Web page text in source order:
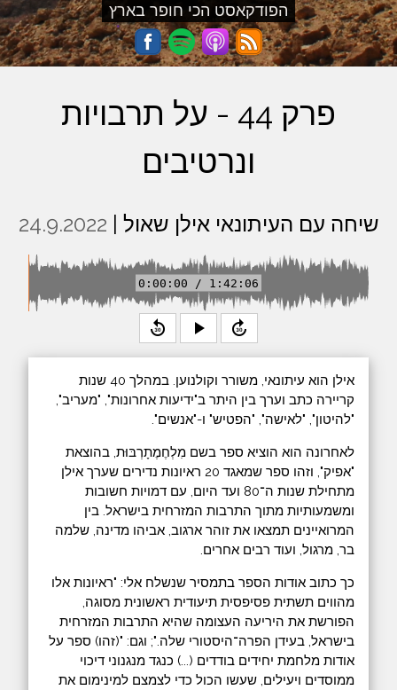
הפודקאסט הכי חופר בארץ
פרק 44 - על תרבויות
ונרטיבים
שיחה עם העיתונאי אילן שאול | 24.9.2022
0:00:00 / 1:42:06
replay_30 play_arrow forward_30
אילן הוא עיתונאי, משורר וקולנוען. במהלך 40 שנות
קריירה כתב וערך בין היתר ב"ידיעות אחרונות", "מעריב",
"להיטון", "לאישה", "הפטיש" ו-"אנשים".
לאחרונה הוא הוציא ספר בשם מִלְחֶמֶתָרְבּוּת, בהוצאת
"אפיק", וזהו ספר שמאגד 20 ראיונות נדירים שערך אילן
מתחילת שנות ה־80 ועד היום, עם דמויות חשובות
ומשמעותיות מתוך התרבות המזרחית בישראל. בין
המרואיינים תמצאו את זוהר ארגוב, אביהו מדינה, שלמה
בר, מרגול, ועוד רבים אחרים.
כך כתוב אודות הספר בתמסיר שנשלח אלי: "ראיונות אלו
מהווים תשתית פסיפסית תיעודית ראשונית מסוגה,
הפורשת את היריעה העצומה שהיא התרבות המזרחית
בישראל, בעידן הפרה־היסטורי שלה."; וגם: "(זהו) ספר על
אודות מלחמת יחידים בודדים (...) כנגד מנגנוני דיכוי
ממוסדים ויעילים, שעשו הכול כדי לצמצם למינימום את